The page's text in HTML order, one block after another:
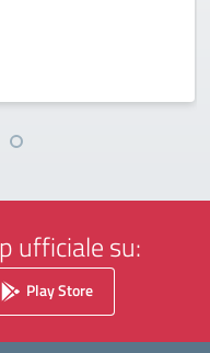
ufficiale su:
Play Store